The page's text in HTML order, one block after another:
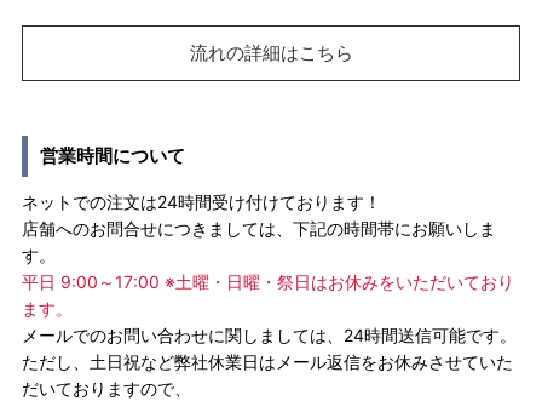
流れの詳細はこちら
営業時間について
ネットでの注文は24時間受け付けております！
店舗へのお問合せにつきましては、下記の時間帯にお願いしま
す。
平日 9:00～17:00 ※土曜・日曜・祭日はお休みをいただいており
ます。
メールでのお問い合わせに関しましては、24時間送信可能です。
ただし、土日祝など弊社休業日はメール返信をお休みさせていた
だいておりますので、